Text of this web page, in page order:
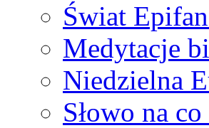
Świat
Medytacje
Niedzielna
Słowo na